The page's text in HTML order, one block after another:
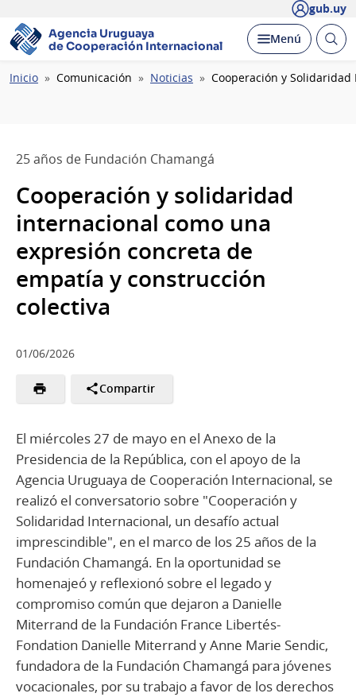
gub.uy
Agencia Uruguaya
de Cooperación Internacional
Desplegar
Menú Abrir
Ruta
Inicio Comunicación Noticias Cooperación y Solidaridad
25 años de Fundación Chamangá
Cooperación y solidaridad
internacional como una
expresión concreta de
empatía y construcción
colectiva
01/06/2026
Compartir
El miércoles 27 de mayo en el Anexo de la
Presidencia de la República, con el apoyo de la
Agencia Uruguaya de Cooperación Internacional, se
realizó el conversatorio sobre "Cooperación y
Solidaridad Internacional, un desafío actual
imprescindible", en el marco de los 25 años de la
Fundación Chamangá. En la oportunidad se
homenajeó y reflexionó sobre el legado y
compromiso común que dejaron a Danielle
Miterrand de la Fundación France Libertés-
Fondation Danielle Miterrand y Anne Marie Sendic,
fundadora de la Fundación Chamangá para jóvenes
vocacionales, por su trabajo a favor de los derechos